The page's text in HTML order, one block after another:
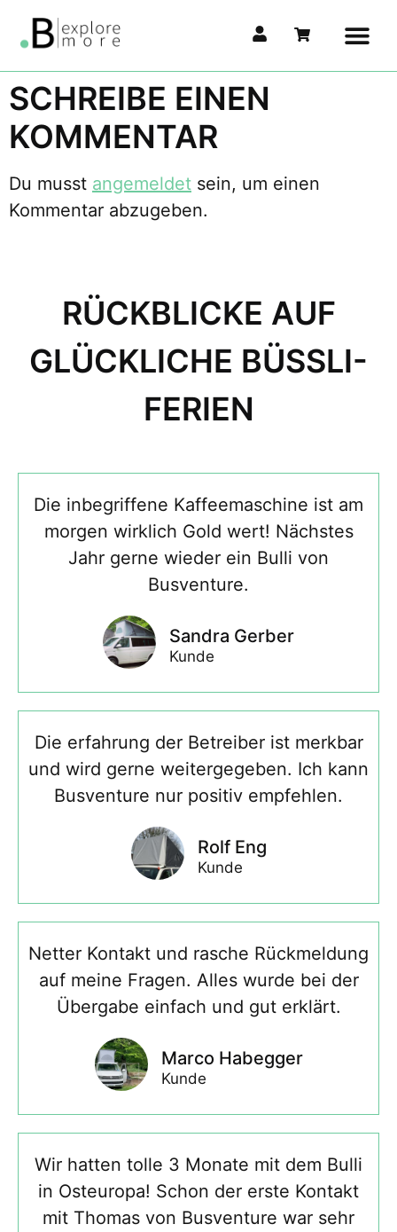
California Deluxe BUSVENTURE GmbH
SCHREIBE EINEN
KOMMENTAR
Du musst angemeldet sein, um einen
Kommentar abzugeben.
RÜCKBLICKE AUF
GLÜCKLICHE BÜSSLI-
FERIEN
Die inbegriffene Kaffeemaschine ist am
morgen wirklich Gold wert! Nächstes
Jahr gerne wieder ein Bulli von
Busventure.
Sandra Gerber
Kunde
Die erfahrung der Betreiber ist merkbar
und wird gerne weitergegeben. Ich kann
Busventure nur positiv empfehlen.
Rolf Eng
Kunde
Netter Kontakt und rasche Rückmeldung
auf meine Fragen. Alles wurde bei der
Übergabe einfach und gut erklärt.
Marco Habegger
Kunde
Wir hatten tolle 3 Monate mit dem Bulli
in Osteuropa! Schon der erste Kontakt
mit Thomas von Busventure war sehr